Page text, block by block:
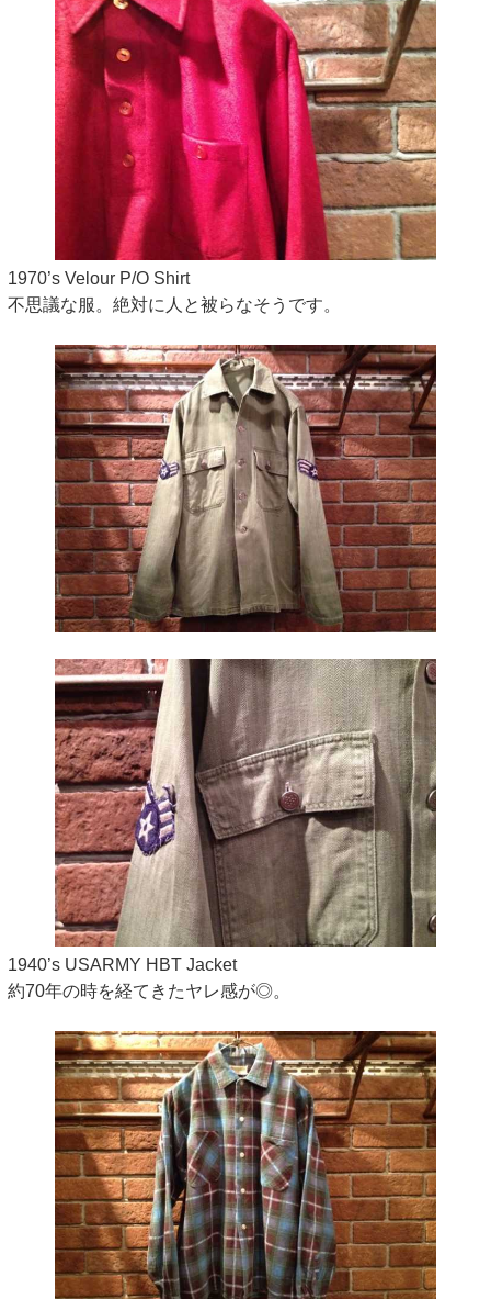
1970’s Velour P/O Shirt
不思議な服。絶対に人と被らなそうです。
1940’s USARMY HBT Jacket
約70年の時を経てきたヤレ感が◎。